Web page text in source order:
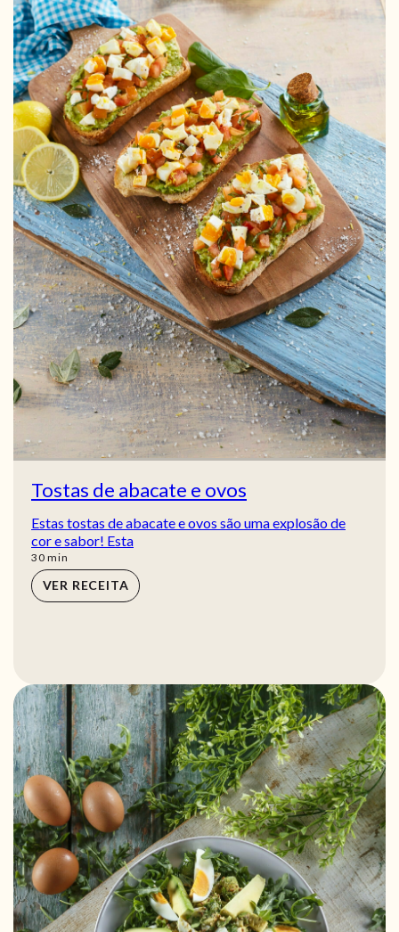
Tostas de abacate e ovos
Estas tostas de abacate e ovos são uma explosão de
cor e sabor! Esta
30min
min
VER RECEITA